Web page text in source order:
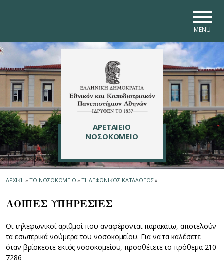
MENU
ΑΡΕΤΑΙΕΙΟ
ΝΟΣΟΚΟΜΕΙΟ
ΑΡΧΙΚΗ» ΤΟ ΝΟΣΟΚΟΜΕΙΟ » ΤΗΛΕΦΩΝΙΚΟΣ ΚΑΤΑΛΟΓΟΣ»
ΛΟΙΠΕΣ ΥΠΗΡΕΣΙΕΣ
Οι τηλεφωνικοί αριθμοί που αναφέρονται παρακάτω, αποτελούν
τα εσωτερικά νούμερα του νοσοκομείου. Για να τα καλέσετε
όταν βρίσκεστε εκτός νοσοκομείου, προσθέτετε το πρόθεμα 210
7286___